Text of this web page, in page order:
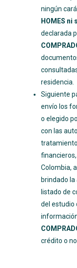
ningún
HOMES ni
declarada
residencia.
Siguiente
envío los
o elegido
con las
Colombia,
brindado la
listado de
del estudio
crédito o no.